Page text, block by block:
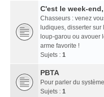
C'est le week-
Chasseurs : venez
ludiques, disserter sur
loup-garou ou avouer
arme favorite !
Sujets : 1
PBTA
Pour parler du
Sujets : 1